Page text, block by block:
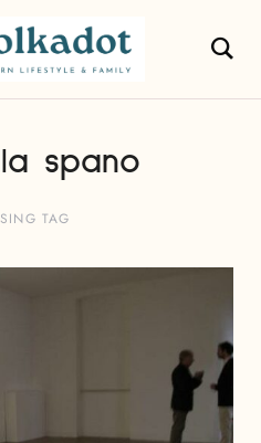
spano
TAG